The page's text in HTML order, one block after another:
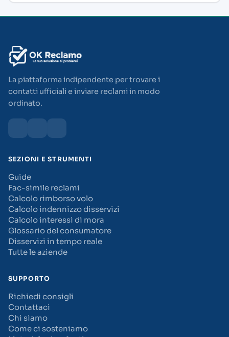
La piattaforma indipendente per trovare i
contatti ufficiali e inviare reclami in modo
ordinato.
SEZIONI E STRUMENTI
Guide
Fac-simile reclami
Calcolo rimborso volo
Calcolo indennizzo disservizi
Calcolo interessi di mora
Glossario del consumatore
Disservizi in tempo reale
Tutte le aziende
SUPPORTO
Richiedi consigli
Contattaci
Chi siamo
Come ci sosteniamo